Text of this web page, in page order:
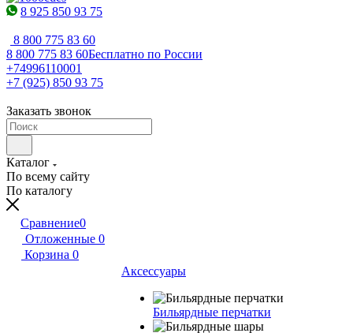
8 925 850 93 75
8 800 775 83 60
8 800 775 83 60Бесплатно по России
+74996110001
+7 (925) 850 93 75
Заказать звонок
Каталог
По всему сайту
По каталогу
Сравнение0
Отложенные 0
Корзина 0
Аксессуары
Бильярдные перчатки